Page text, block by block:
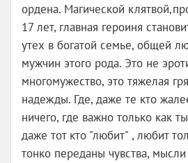
ордена. Магической
17 лет, главная героиня
утех в богатой семье, общей
мужчин этого рода. Это не
многомужество, это тяжелая
надежды. Где, даже те кто
ничего, где важно только как
даже тот кто "любит" , любит
тонко переданы чувства,